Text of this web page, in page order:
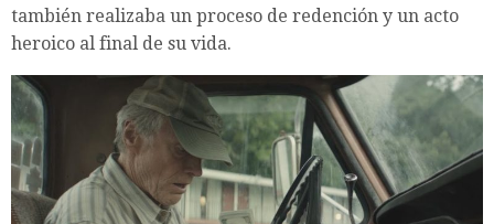
también realizaba un proceso de redención y un acto
heroico al final de su vida.